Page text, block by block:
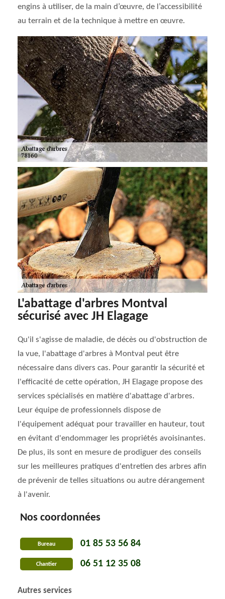
engins à utiliser, de la main d’œuvre, de l’accessibilité
au terrain et de la technique à mettre en œuvre.
L'abattage d'arbres Montval
sécurisé avec JH Elagage
Qu'il s'agisse de maladie, de décès ou d'obstruction de
la vue, l'abattage d'arbres à Montval peut être
nécessaire dans divers cas. Pour garantir la sécurité et
l'efficacité de cette opération, JH Elagage propose des
services spécialisés en matière d'abattage d'arbres.
Leur équipe de professionnels dispose de
l'équipement adéquat pour travailler en hauteur, tout
en évitant d'endommager les propriétés avoisinantes.
De plus, ils sont en mesure de prodiguer des conseils
sur les meilleures pratiques d'entretien des arbres afin
de prévenir de telles situations ou autre dérangement
à l'avenir.
Nos coordonnées
Bureau 01 85 53 56 84
Chantier 06 51 12 35 08
Autres services